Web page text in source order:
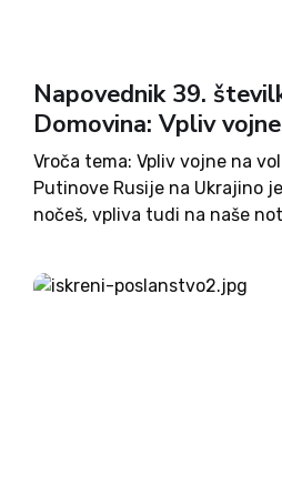
Napovednik 39.
Domovina: Vpliv
Vroča tema: Vpliv vojne na
Putinove Rusije na Ukrajino
nočeš, vpliva tudi na naše
ocen političnih analitikov.
politike: Luka Lisjak